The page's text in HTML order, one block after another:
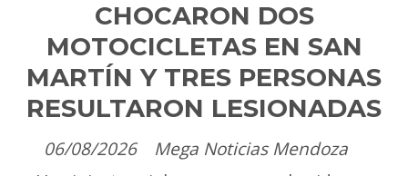
CHOCARON DOS
MOTOCICLETAS EN SAN
MARTÍN Y TRES PERSONAS
RESULTARON LESIONADAS
Mega Noticias Mendoza
06/08/2026